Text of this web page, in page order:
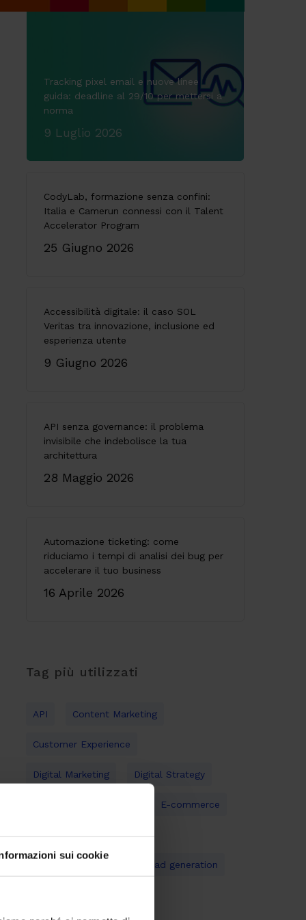
sui cookie
Tracking pixel email e nuove linee
guida: deadline al 29/10 per mettersi a
norma
9 Luglio 2026
CodyLab, formazione senza confini:
Italia e Camerun connessi con il Talent
Accelerator Program
25 Giugno 2026
Accessibilità digitale: il caso SOL
Veritas tra innovazione, inclusione ed
esperienza utente
9 Giugno 2026
API senza governance: il problema
invisibile che indebolisce la tua
architettura
28 Maggio 2026
Automazione ticketing: come
riduciamo i tempi di analisi dei bug per
accelerare il tuo business
16 Aprile 2026
Tag più utilizzati
API Content Marketing
Customer Experience
Digital Marketing Digital Strategy
E-commerce
Gestione documentale
Lead generation